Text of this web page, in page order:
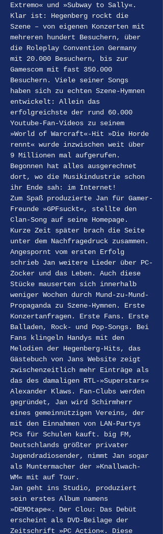
Extremo« und »Subway to Sally«.
Klar ist: Hegenberg rockt die
Szene – von eigenen Konzerten mit
mehreren hundert Besuchern, über
die Roleplay Convention Germany
mit 20.000 Besuchern, bis zur
Gamescom mit fast 350.000
Besuchern. Viele seiner Songs
haben sich zu echten Szene-Hymnen
entwickelt: Allein das
erfolgreichste der rund 60.000
Youtube-Fan-Videos zu seinem
»World of Warcraft«-Hit »Die Horde
rennt« wurde inzwischen weit über
9 Millionen mal aufgerufen.
Begonnen hat alles ausgerechnet
dort, wo die Musikindustrie schon
ihr Ende sah: im Internet!
Zum Spaß produzierte Jan für Gamer-
Freunde »GPFsuckt«, stellte den
Clan-Song auf seine Homepage.
Kurze Zeit später brach die Seite
unter dem Nachfragedruck zusammen.
Angespornt vom ersten Erfolg
schrieb Jan weitere Lieder über PC-
Zocker und das Leben. Auch diese
Stücke mauserten sich innerhalb
weniger Wochen durch Mund-zu-Mund-
Propaganda zu Szene-Hymnen. Erste
Konzertanfragen. Erste Fans. Erste
Balladen, Rock- und Pop-Songs. Bei
Fans klingeln Handys mit den
Melodien der Hegenberg-Hits, das
Gästebuch von Jans Website zeigt
zwischenzeitlich mehr Einträge als
das des damaligen RTL-»Superstars«
Alexander Klaws. Fan-Clubs werden
gegründet, Jan wird Schirmherr
eines gemeinnützigen Vereins, der
mit den Einnahmen von LAN-Partys
PCs für Schulen kauft. big FM,
Deutschlands größter privater
Jugendradiosender, nimmt Jan sogar
als Muntermacher der »Knallwach-
WM« mit auf Tour.
Jan geht ins Studio, produziert
sein erstes Album namens
»DEMOtape«. Der Clou: Das Debüt
erscheint als DVD-Beilage der
Zeitschrift »PC Action«. Diese